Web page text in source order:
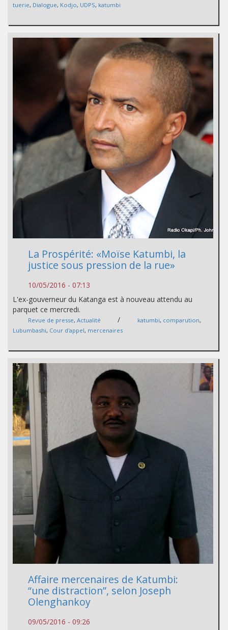
tuerie, Dialogue, Kodjo, UDPS, katumbi
La Prospérité: «Moïse Katumbi, la
justice sous pression de la rue»
10/05/2016 - 07:13
L'ex-gouverneur du Katanga est à nouveau attendu au
parquet ce mercredi.
Revue de presse, Actualité / katumbi, comparution,
Lubumbashi, Cour d'appel, mercenaires
Affaire mercenaires de Katumbi:
“une distraction”, selon Joseph
Olenghankoy
09/05/2016 - 09:26